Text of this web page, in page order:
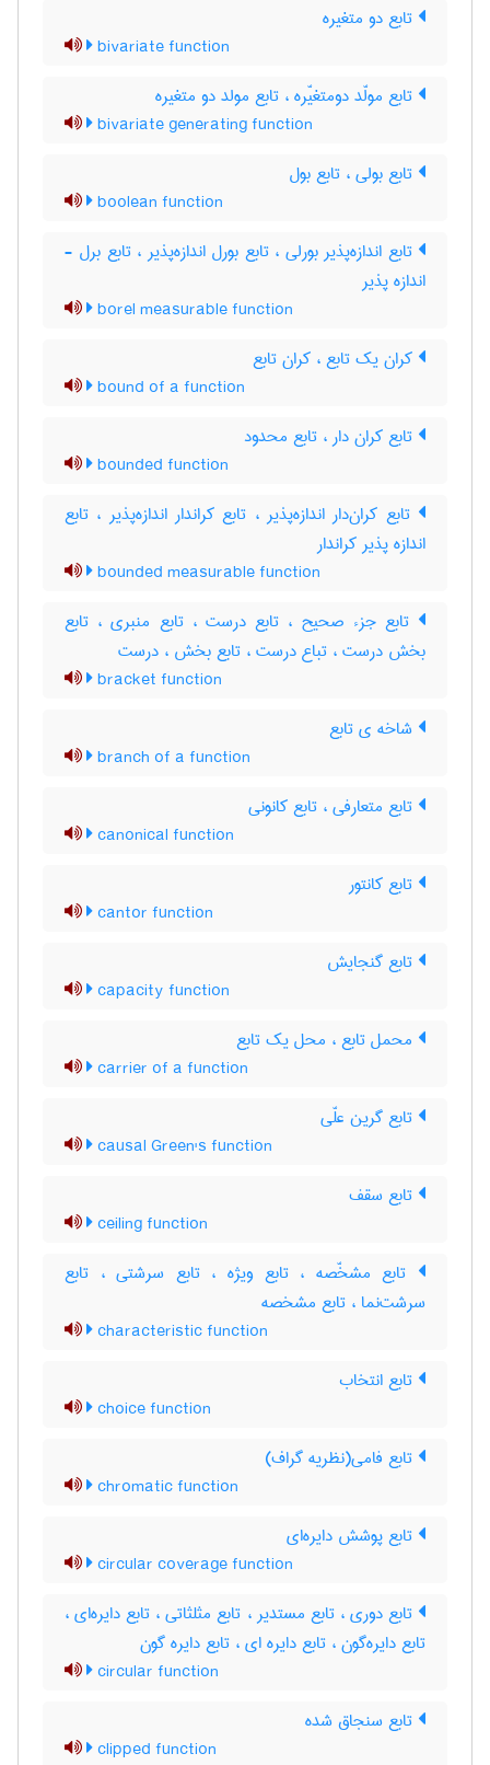
تابع دو متغیره
bivariate function
تابع مولّد دومتغیّره ، تابع مولد دو متغیره
bivariate generating function
تابع بولی ، تابع بول
boolean function
تابع اندازه‌پذیر بورلی ، تابع بورل اندازه‌پذیر ، تابع برل -
اندازه پذیر
borel measurable function
کران یک تابع ، کران تابع
bound of a function
تابع کران دار ، تابع محدود
bounded function
تابع کران‌دار اندازه‌پذیر ، تابع کراندار اندازه‌پذیر ، تابع
اندازه پذیر کراندار
bounded measurable function
تابع جزء صحیح ، تابع درست ، تابع منبری ، تابع
بخش درست ، تباع درست ، تابع بخش ، درست
bracket function
شاخه ی تابع
branch of a function
تابع متعارفی ، تابع کانونی
canonical function
تابع کانتور
cantor function
تابع گنجایش
capacity function
محمل تابع ، محل یک تابع
carrier of a function
تابع گرین علّی
causal Green's function
تابع سقف
ceiling function
تابع مشخّصه ، تابع ویژه ، تابع سرشتی ، تابع
سرشت‌نما ، تابع مشخصه
characteristic function
تابع انتخاب
choice function
تابع فامی(نظریه گراف)
chromatic function
تابع پوشش دایره‌ای
circular coverage function
تابع دوری ، تابع مستدیر ، تابع مثلثاتی ، تابع دایره‌ای ،
تابع دایره‌گون ، تابع دایره ای ، تابع دایره گون
circular function
تابع سنجاق شده
clipped function